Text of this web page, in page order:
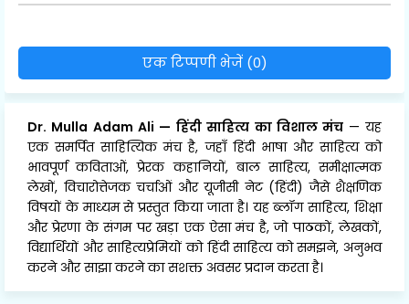
एक टिप्पणी भेजें (0)
Dr. Mulla Adam Ali — हिंदी साहित्य का विशाल मंच — यह
एक समर्पित साहित्यिक मंच है, जहाँ हिंदी भाषा और साहित्य को
भावपूर्ण कविताओं, प्रेरक कहानियों, बाल साहित्य, समीक्षात्मक
लेखों, विचारोत्तेजक चर्चाओं और यूजीसी नेट (हिंदी) जैसे शैक्षणिक
विषयों के माध्यम से प्रस्तुत किया जाता है। यह ब्लॉग साहित्य, शिक्षा
और प्रेरणा के संगम पर खड़ा एक ऐसा मंच है, जो पाठकों, लेखकों,
विद्यार्थियों और साहित्यप्रेमियों को हिंदी साहित्य को समझने, अनुभव
करने और साझा करने का सशक्त अवसर प्रदान करता है।